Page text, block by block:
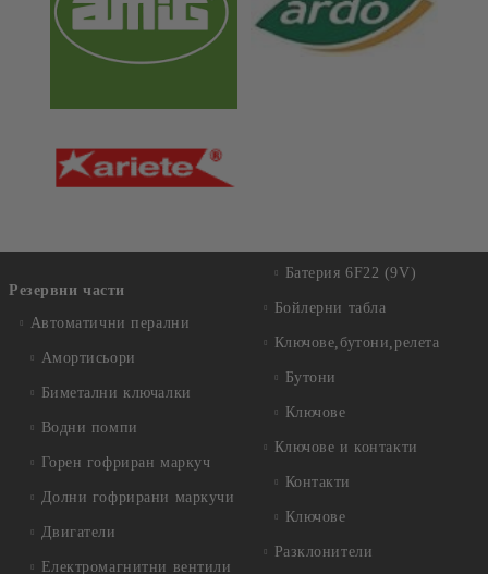
Резервни части
Автоматични перални
Амортисьори
Биметални ключалки
Водни помпи
Горен гофриран маркуч
Долни гофрирани маркучи
Двигатели
Електромагнитни вентили
Батерия 6F22 (9V)
Бойлерни табла
Ключове,бутони,релета
Бутони
Ключове
Ключове и контакти
Контакти
Ключове
Разклонители